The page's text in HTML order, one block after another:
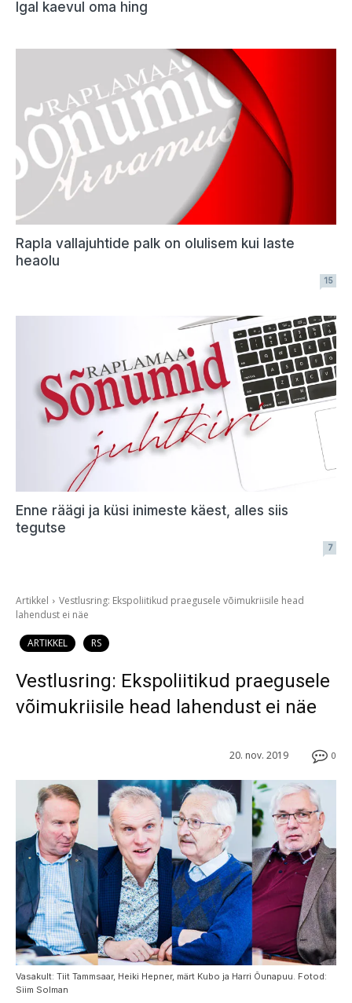
Igal kaevul oma hing
Rapla vallajuhtide palk on olulisem kui laste
heaolu
15
Enne räägi ja küsi inimeste käest, alles siis
tegutse
7